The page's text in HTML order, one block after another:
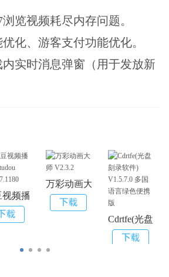
视频耗尽内存问题。
、游客支付功能优化。
时消息弹窗（用于发放新
) V1.10.6
频播放器itudou V4.1.7.1180
万彩动画大师 V2.3.2
Cdrtfe(光盘刻